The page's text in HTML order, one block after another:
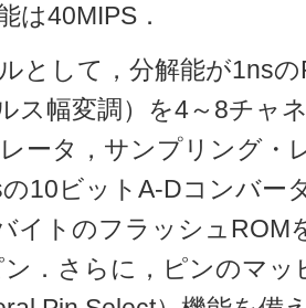
は40MIPS．
として，分解能が1nsの
ス幅変調）を4～8チャ
ータ，サンプリング・
10ビットA-Dコンバー
イトのフラッシュROM
．さらに，ピンのマッ